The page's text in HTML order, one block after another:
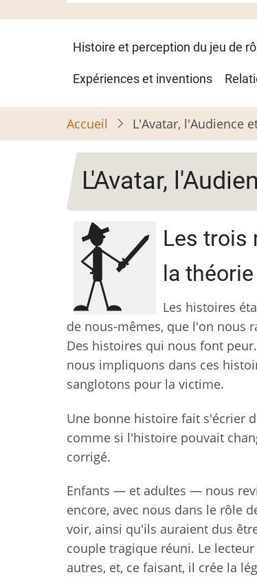
Navigation
principale
Histoire et perception du jeu de
Expériences et inventions
Accueil L'Avatar, l'Audience
L'Avatar,
Les trois
la
Les histoires
de nous-mêmes, que l'on nous
Des histoires qui nous font
nous impliquons dans ces
sanglotons pour la victime.
Une bonne histoire fait s'écrier
comme si l'histoire pouvait
corrigé.
Enfants — et adultes — nous
encore, avec nous dans le rôle
voir, ainsi qu'ils auraient dus
couple tragique réuni. Le
autres, et, ce faisant, il crée la